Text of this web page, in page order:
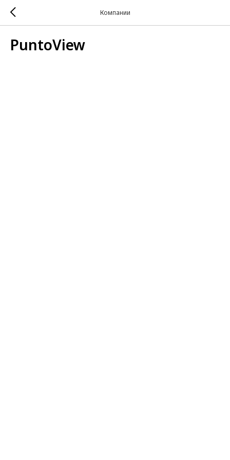
Компании
PuntoView